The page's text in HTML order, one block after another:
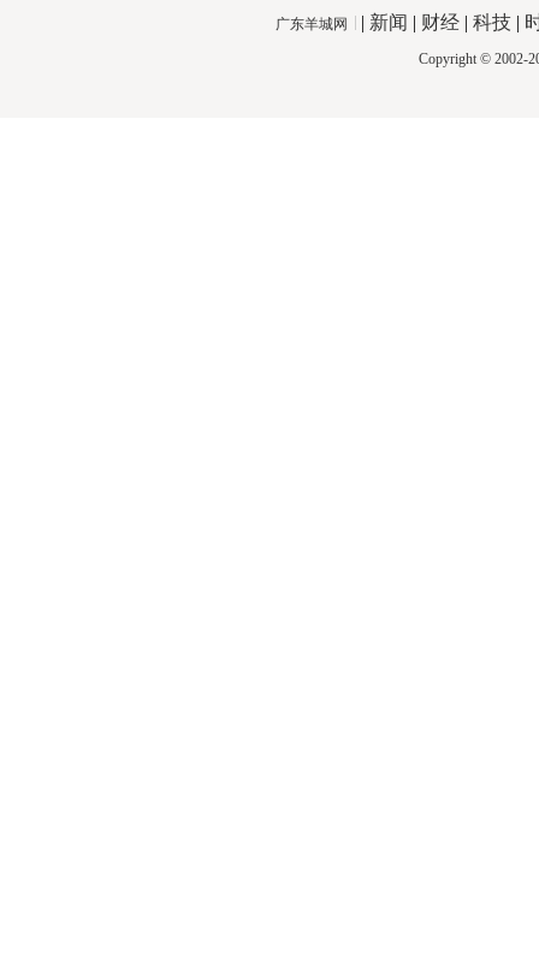
广东羊城网 | 新闻 | 财经 | 科技 |
Copyright © 2002-